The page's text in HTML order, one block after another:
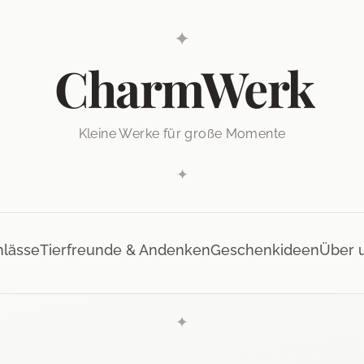
✦
CharmWerk
Kleine Werke für große Momente
✦
Tierfreunde & AndenkenGeschenkideenÜber
✦